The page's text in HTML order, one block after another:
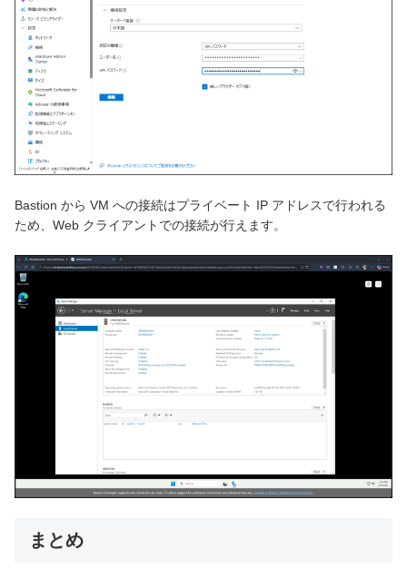
Bastion から VM への接続はプライベート IP アドレスで行われる
ため、Web クライアントでの接続が行えます。
まとめ